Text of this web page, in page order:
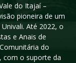
do Itajaí –
pioneira de um
Até 2022, o
e Anais de
do
com o suporte da